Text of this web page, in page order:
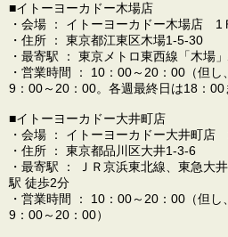
■イトーヨーカドー木場店
・会場 ： イトーヨーカドー木場店 1
・住所 ： 東京都江東区木場1-5-30
・最寄駅 ： 東京メトロ東西線「木場
・営業時間 ： 10：00～20：00（但
9：00～20：00。各週最終日は18：00
■イトーヨーカドー大井町店
・会場 ： イトーヨーカドー大井町
・住所 ： 東京都品川区大井1-3-6
・最寄駅 ： ＪＲ京浜東北線、東急大
駅 徒歩2分
・営業時間 ： 10：00～20：00（但
9：00～20：00）